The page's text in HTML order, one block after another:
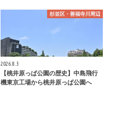
杉並区・善福寺川周辺
2026.8.3
【桃井原っぱ公園の歴史】中島飛行
機東京工場から桃井原っぱ公園へ